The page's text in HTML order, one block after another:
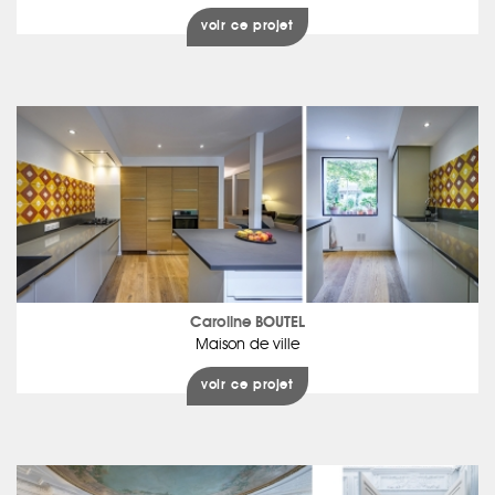
voir ce projet
Caroline BOUTEL
Maison de ville
voir ce projet